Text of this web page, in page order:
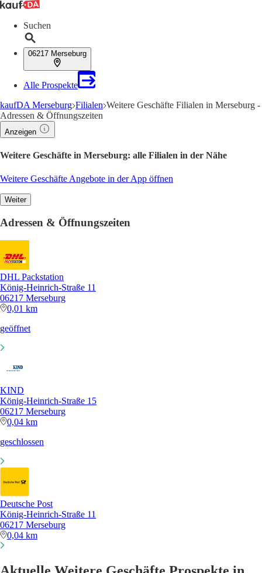
Suchen
06217 Merseburg
Alle Prospekte
kaufDA Merseburg Filialen Weitere Geschäfte Filialen in Merseburg -
Adressen & Öffnungszeiten
Anzeigen
Weitere Geschäfte in Merseburg: alle Filialen in der Nähe
Weitere Geschäfte Angebote in der App öffnen
Weiter
Adressen & Öffnungszeiten
DHL Packstation
König-Heinrich-Straße 11
06217 Merseburg
0,01 km
geöffnet
KIND
König-Heinrich-Straße 15
06217 Merseburg
0,04 km
geschlossen
Deutsche Post
König-Heinrich-Straße 11
06217 Merseburg
0,04 km